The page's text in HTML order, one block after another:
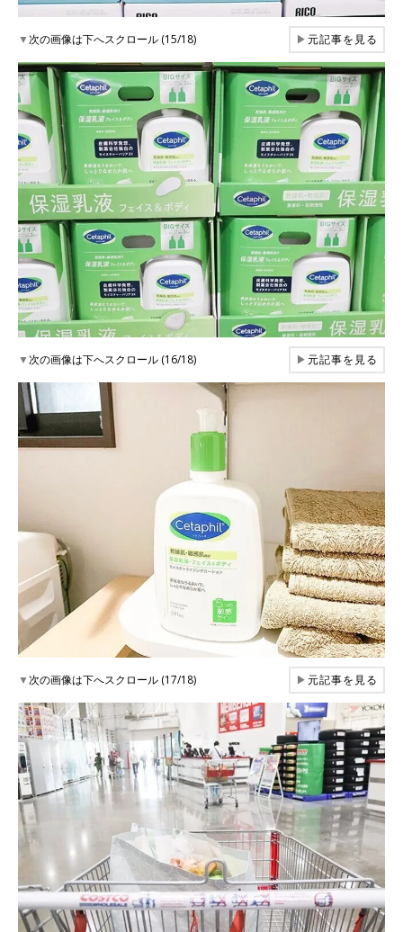
▼次の画像は下へスクロール (15/18) ▶元記事を見る
▼次の画像は下へスクロール (16/18) ▶元記事を見る
▼次の画像は下へスクロール (17/18) ▶元記事を見る